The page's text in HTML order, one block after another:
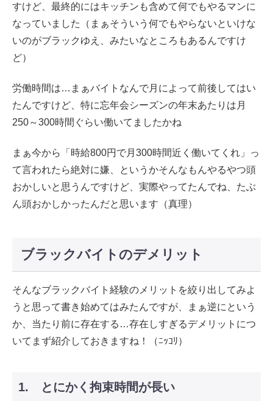
すけど、最終的にはキッチンも含めて何でもやるマンに
なっていました（まぁそういう何でもやらないといけな
いのがブラックゆえ、みたいなところもあるんですけ
ど）
労働時間は…まぁバイトなんで月によって前後してはい
たんですけど、特に忘年会シーズンの年末あたりは月
250～300時間ぐらい働いてましたかね
まぁ今から「時給800円で月300時間近く働いてくれ」っ
て言われたら絶対に嫌、というかそんなもんやるやつ頭
おかしいと思うんですけど、実際やってたんでね、たぶ
ん頭おかしかったんだと思います（真理）
ブラックバイトのデメリット
そんなブラックバイト経験のメリットを絞り出してみよ
うと思って書き始めてはみたんですが、まぁ逆にという
か、当たり前に存在する…存在しすぎるデメリットにつ
いてまず紹介しておきますね！（ﾆｯｺﾘ）
1. とにかく拘束時間が長い